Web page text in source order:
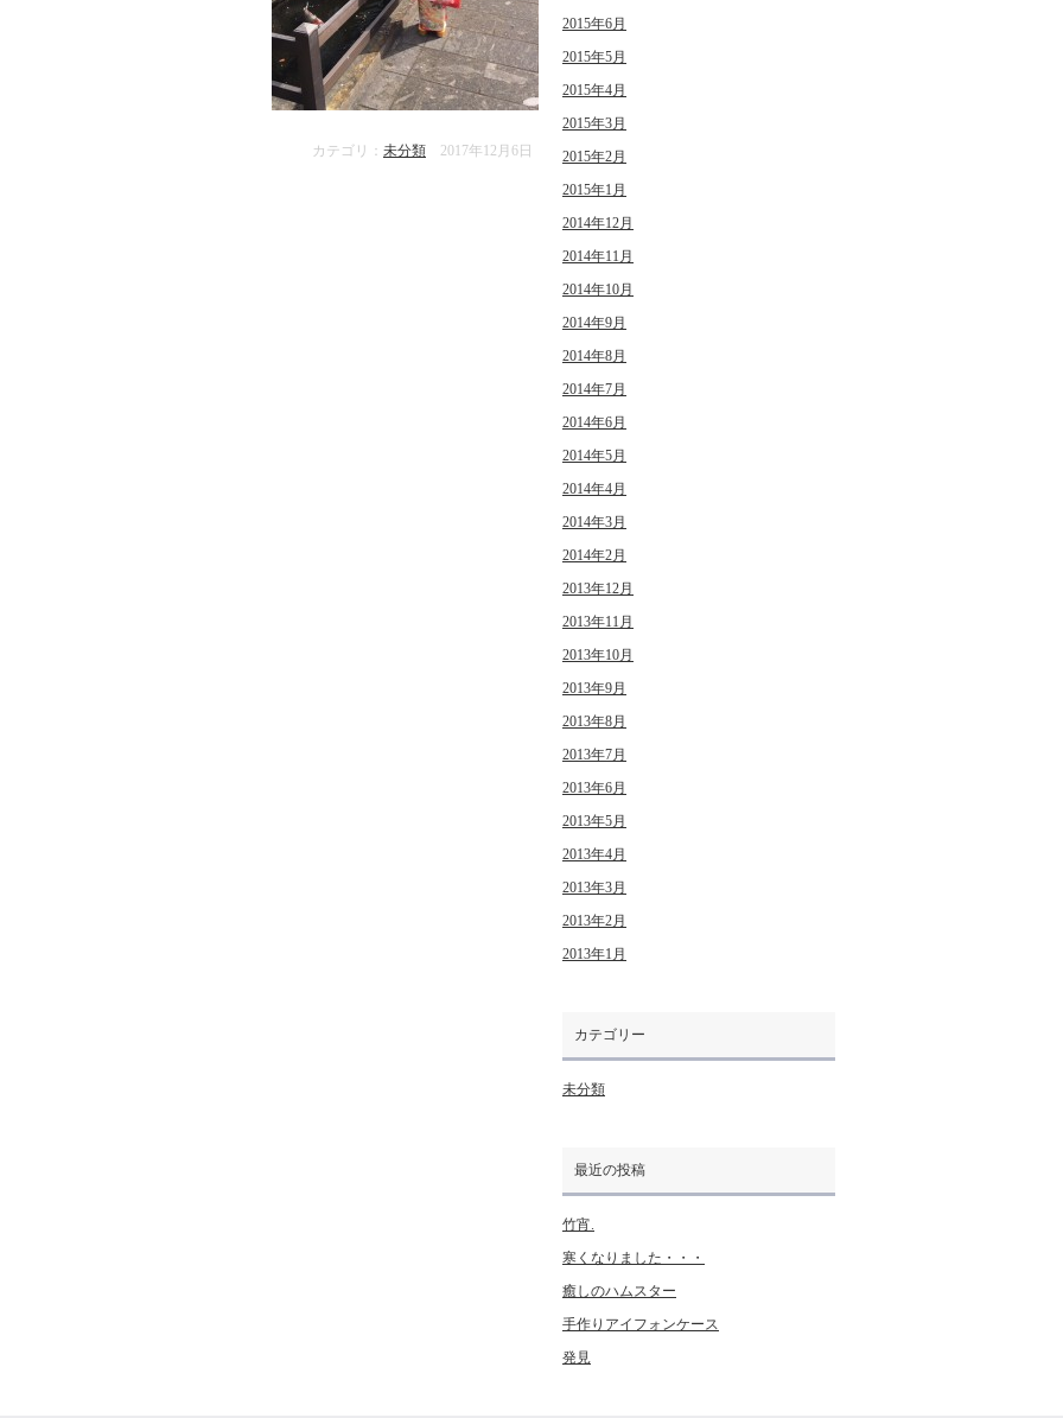
カテゴリ： 未分類 2017年12月6日
2015年6月
2015年5月
2015年4月
2015年3月
2015年2月
2015年1月
2014年12月
2014年11月
2014年10月
2014年9月
2014年8月
2014年7月
2014年6月
2014年5月
2014年4月
2014年3月
2014年2月
2013年12月
2013年11月
2013年10月
2013年9月
2013年8月
2013年7月
2013年6月
2013年5月
2013年4月
2013年3月
2013年2月
2013年1月
カテゴリー
未分類
最近の投稿
竹宵.
寒くなりました・・・
癒しのハムスター
手作りアイフォンケース
発見